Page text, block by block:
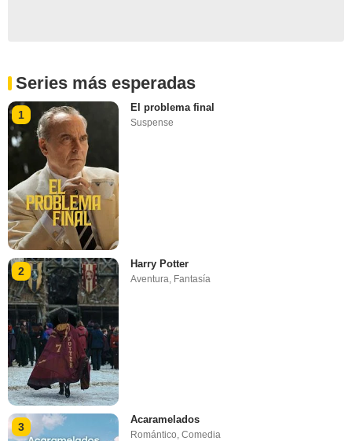
Series más esperadas
1
El problema final
Suspense
2
Harry Potter
Aventura Fantasía
3
Acaramelados
Romántico,Comedia